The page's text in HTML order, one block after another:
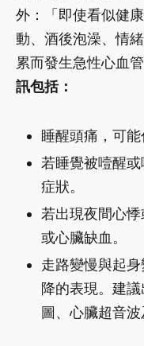
外：「即使看似健
動、酒後泡澡、情
累而發生急性心血管
訊包括：
睡醒頭痛，可能
若睡覺被噎醒
症狀。
若出現夜間心
或心臟缺血。
走路變慢與起
降的表現。建
圖、心臟超音波